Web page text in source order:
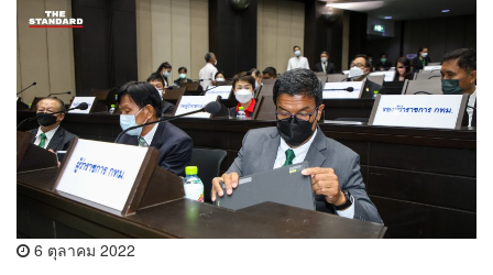
6 ตุลาคม 2022